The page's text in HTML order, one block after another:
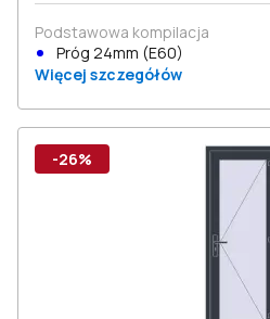
Podstawowa kompilacja
Próg 24mm (E60)
Więcej szczegółów
-26%